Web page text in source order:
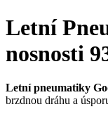
Letní
nosnosti
Letní pneumatiky
brzdnou dráhu a